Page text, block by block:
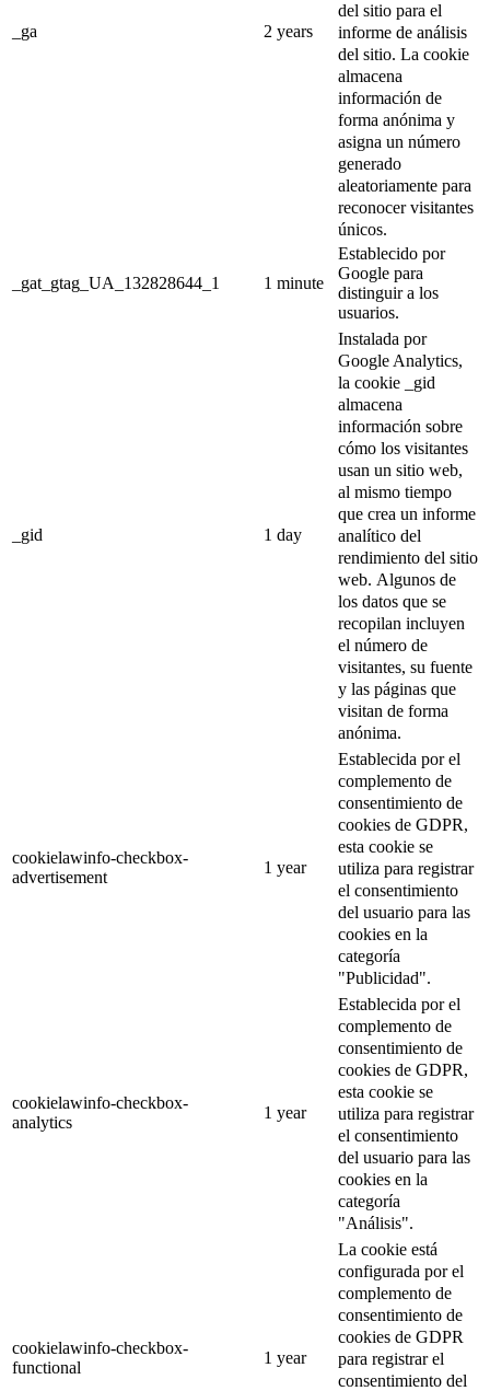
_ga 2 years
del sitio para el
informe de análisis
del sitio. La cookie
almacena
información de
forma anónima y
asigna un número
generado
aleatoriamente para
reconocer visitantes
únicos.
_gat_gtag_UA_132828644_1 1 minute
Establecido por
Google para
distinguir a los
usuarios.
_gid 1 day
Instalada por
Google Analytics,
la cookie _gid
almacena
información sobre
cómo los visitantes
usan un sitio web,
al mismo tiempo
que crea un informe
analítico del
rendimiento del sitio
web. Algunos de
los datos que se
recopilan incluyen
el número de
visitantes, su fuente
y las páginas que
visitan de forma
anónima.
cookielawinfo-checkbox-
advertisement
1 year
Establecida por el
complemento de
consentimiento de
cookies de GDPR,
esta cookie se
utiliza para registrar
el consentimiento
del usuario para las
cookies en la
categoría
"Publicidad".
cookielawinfo-checkbox-
analytics
1 year
Establecida por el
complemento de
consentimiento de
cookies de GDPR,
esta cookie se
utiliza para registrar
el consentimiento
del usuario para las
cookies en la
categoría
"Análisis".
cookielawinfo-checkbox-
functional
1 year
La cookie está
configurada por el
complemento de
consentimiento de
cookies de GDPR
para registrar el
consentimiento del